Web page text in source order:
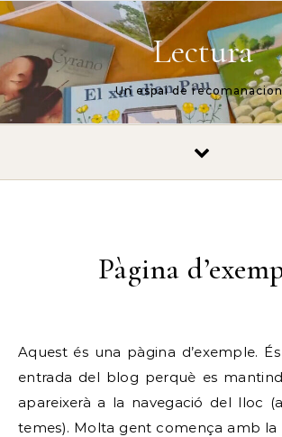
Vés al contingut
Lectura
Un espai de
Pàgina
Aquest és una pàgina d’exemple. És diferent d’una
entrada del blog perquè es
apareixerà a la navegació del lloc
temes). Molta gent comença amb la